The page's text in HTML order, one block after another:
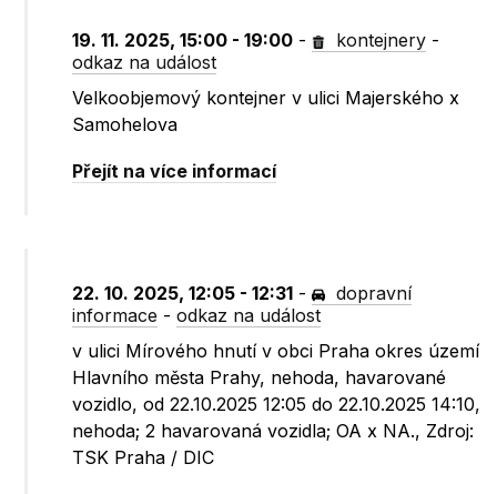
19. 11. 2025, 15:00 - 19:00 - kontejnery -
odkaz na událost
Velkoobjemový kontejner v ulici Majerského x
Samohelova
Přejít na více informací
22. 10. 2025, 12:05 - 12:31 -
dopravní
informace -odkaz na událost
v ulici Mírového hnutí v obci Praha okres území
Hlavního města Prahy, nehoda, havarované
vozidlo, od 22.10.2025 12:05 do 22.10.2025 14:10,
nehoda; 2 havarovaná vozidla; OA x NA., Zdroj:
TSK Praha / DIC